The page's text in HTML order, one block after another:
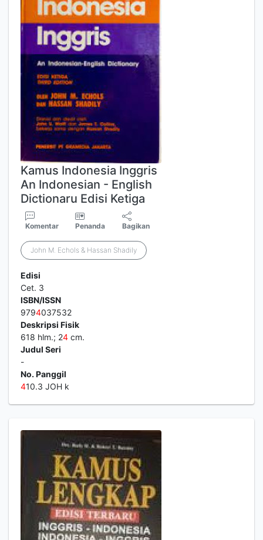
Kamus Indonesia Inggris
An Indonesian - English
Dictionaru Edisi Ketiga
Komentar Penanda Bagikan
John M. Echols & Hassan Shadily
Edisi
Cet. 3
ISBN/ISSN
9794037532
Deskripsi Fisik
618 hlm.; 24 cm.
Judul Seri
-
No. Panggil
410.3 JOH k